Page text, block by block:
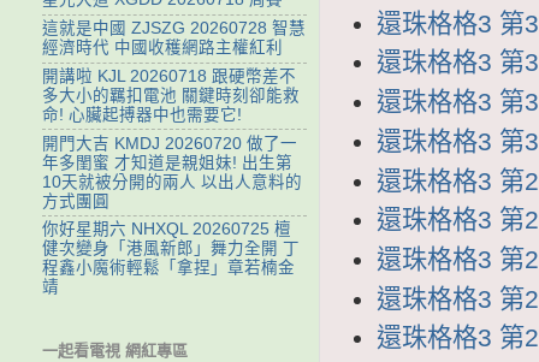
還珠格格3 第
還珠格格3 第
還珠格格3 第
還珠格格3 第
還珠格格3 第
還珠格格3 第
還珠格格3 第
還珠格格3 第
還珠格格3 第
這就是中國 ZJSZG 20260728 智慧
經濟時代 中國收穫網路主權紅利
開講啦 KJL 20260718 跟硬幣差不
多大小的羈扣電池 關鍵時刻卻能救
命! 心臟起搏器中也需要它!
開門大吉 KMDJ 20260720 做了一
年多閨蜜 才知道是親姐妹! 出生第
10天就被分開的兩人 以出人意料的
方式團圓
你好星期六 NHXQL 20260725 檀
健次變身「港風新郎」舞力全開 丁
程鑫小魔術輕鬆「拿捏」章若楠金
靖
一起看電視 網紅專區